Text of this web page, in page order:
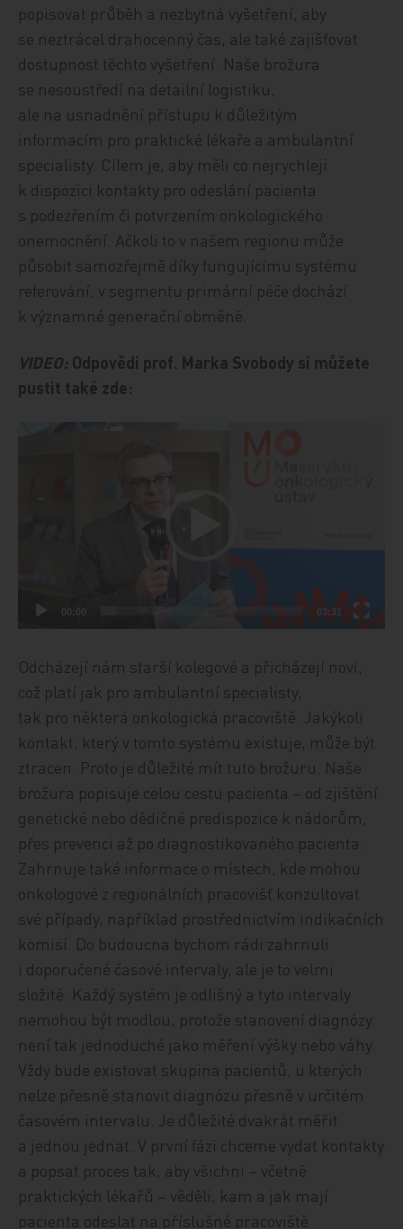
popisovat průběh a nezbytná vyšetření, aby
se neztrácel drahocenný čas, ale také zajišťovat
dostupnost těchto vyšetření. Naše brožura
se nesoustředí na detailní logistiku,
ale na usnadnění přístupu k důležitým
informacím pro praktické lékaře a ambulantní
specialisty. Cílem je, aby měli co nejrychleji
k dispozici kontakty pro odeslání pacienta
s podezřením či potvrzením onkologického
onemocnění. Ačkoli to v našem regionu může
působit samozřejmě díky fungujícímu systému
referování, v segmentu primární péče dochází
k významné generační obměně.
VIDEO: Odpovědi prof. Marka Svobody si můžete
pustit také zde:
00:00 03:31
Odcházejí nám starší kolegové a přicházejí noví,
což platí jak pro ambulantní specialisty,
tak pro některá onkologická pracoviště. Jakýkoli
kontakt, který v tomto systému existuje, může být
ztracen. Proto je důležité mít tuto brožuru. Naše
brožura popisuje celou cestu pacienta – od zjištění
genetické nebo dědičné predispozice k nádorům,
přes prevenci až po diagnostikovaného pacienta.
Zahrnuje také informace o místech, kde mohou
onkologové z regionálních pracovišť konzultovat
své případy, například prostřednictvím indikačních
komisí. Do budoucna bychom rádi zahrnuli
i doporučené časové intervaly, ale je to velmi
složité. Každý systém je odlišný a tyto intervaly
nemohou být modlou, protože stanovení diagnózy
není tak jednoduché jako měření výšky nebo váhy.
Vždy bude existovat skupina pacientů, u kterých
nelze přesně stanovit diagnózu přesně v určitém
časovém intervalu. Je důležité dvakrát měřit
a jednou jednat. V první fázi chceme vydat kontakty
a popsat proces tak, aby všichni – včetně
praktických lékařů – věděli, kam a jak mají
pacienta odeslat na příslušné pracoviště